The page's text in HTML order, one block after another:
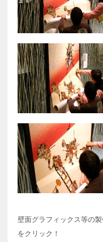
壁面グラフィックス等の
をクリック！